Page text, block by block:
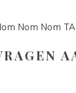
Nom Nom